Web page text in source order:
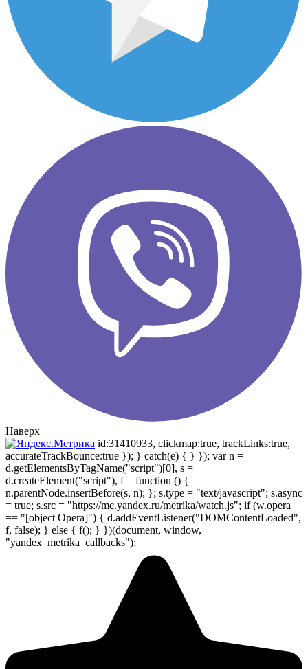
Наверх
id:31410933, clickmap:true, trackLinks:true,
accurateTrackBounce:true }); } catch(e) { } }); var n =
d.getElementsByTagName("script")[0], s =
d.createElement("script"), f = function () {
n.parentNode.insertBefore(s, n); }; s.type = "text/javascript"; s.async
= true; s.src = "https://mc.yandex.ru/metrika/watch.js"; if (w.opera
== "[object Opera]") { d.addEventListener("DOMContentLoaded",
f, false); } else { f(); } })(document, window,
"yandex_metrika_callbacks");